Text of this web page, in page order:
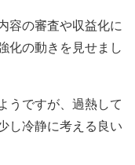
いをするのは真
ーガンポールに
2018年3月2
容の審査や収益化に
化の動きを見せまし
うですが、過熱して
し冷静に考える良い